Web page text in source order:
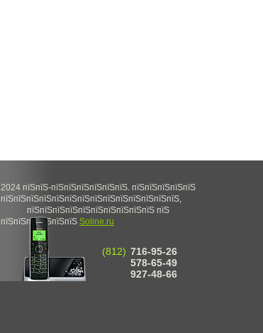
2024 пїЅпїЅ-пїЅпїЅпїЅпїЅпїЅпїЅ. пїЅпїЅпїЅпїЅпїЅ
пїЅпїЅпїЅпїЅпїЅпїЅпїЅпїЅпїЅпїЅпїЅпїЅпїЅпїЅ,
пїЅпїЅпїЅпїЅпїЅпїЅпїЅпїЅпїЅпїЅ пїЅ
пїЅпїЅпїЅпїЅпїЅпїЅ Soline.ru
(812) 716-95-26
578-65-49
927-48-66